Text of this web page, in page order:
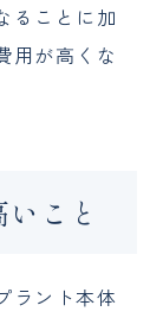
ることに加
用が高くな
こと
ラント本体